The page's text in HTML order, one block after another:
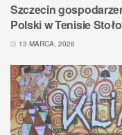
Szczecin
Polski w Tenisie
13 MARCA, 2026